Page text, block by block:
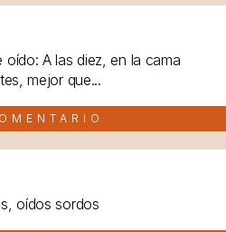
oído: A las diez, en la cama
mejor que...
oídos sordos